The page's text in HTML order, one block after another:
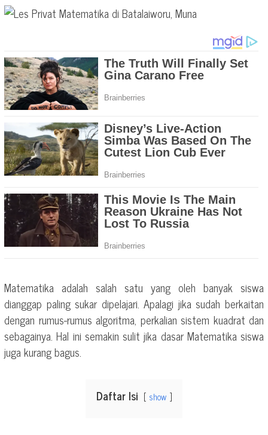
Matematika adalah salah satu yang oleh banyak siswa
dianggap paling sukar dipelajari. Apalagi jika sudah berkaitan
dengan rumus-rumus algoritma, perkalian sistem kuadrat dan
sebagainya. Hal ini semakin sulit jika dasar Matematika siswa
juga kurang bagus.
Daftar Isi show